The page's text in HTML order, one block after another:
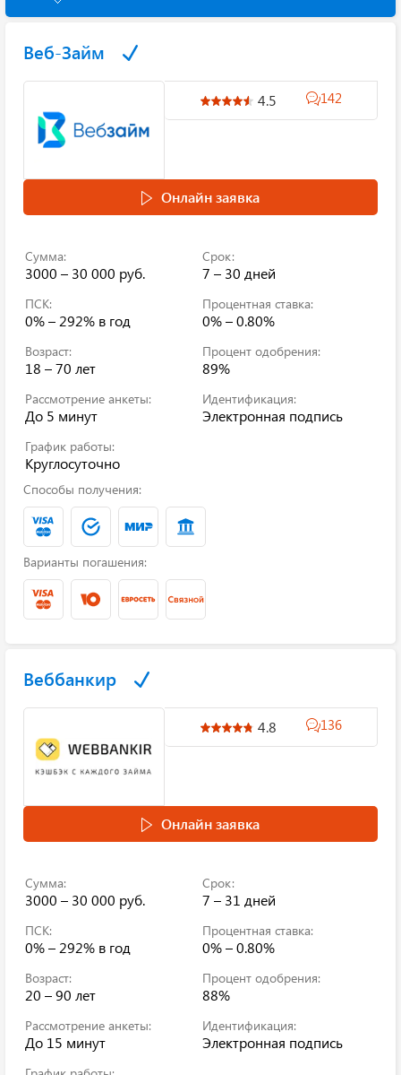
Веб-Займ
4.5 142
Онлайн заявка
Сумма:
3000 – 30 000 руб.
Срок:
7 – 30 дней
ПСК:
0% – 292% в год
Процентная ставка:
0% – 0.80%
Возраст:
18 – 70 лет
Процент одобрения:
89%
Рассмотрение анкеты:
До 5 минут
Идентификация:
Электронная подпись
График работы:
Круглосуточно
Способы получения:
Варианты погашения:
Веббанкир
4.8 136
Онлайн заявка
Сумма:
3000 – 30 000 руб.
Срок:
7 – 31 дней
ПСК:
0% – 292% в год
Процентная ставка:
0% – 0.80%
Возраст:
20 – 90 лет
Процент одобрения:
88%
Рассмотрение анкеты:
До 15 минут
Идентификация:
Электронная подпись